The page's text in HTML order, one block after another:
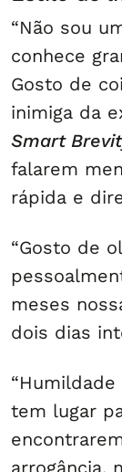
“Não sou
conhece
Gosto de
inimiga da
Smart
falarem
rápida e
“Gosto de
meses
dois dias
tem lugar
arrogância,